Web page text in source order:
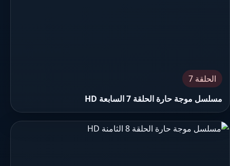
الحلقة 7
مسلسل موجة حارة الحلقة 7 السابعة HD